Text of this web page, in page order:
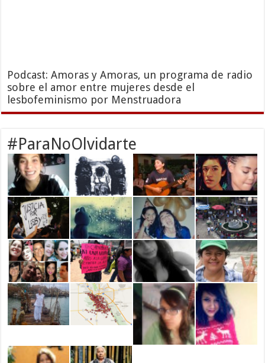
Podcast: Amoras y Amoras, un programa de radio
sobre el amor entre mujeres desde el
lesbofeminismo por Menstruadora
#ParaNoOlvidarte